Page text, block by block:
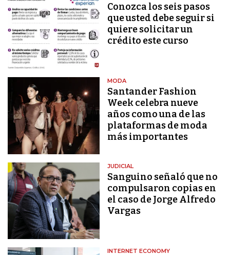
Conozca los seis pasos
que usted debe seguir si
quiere solicitar un
crédito este curso
MODA
Santander Fashion
Week celebra nueve
años como una de las
plataformas de moda
más importantes
JUDICIAL
Sanguino señaló que no
compulsaron copias en
el caso de Jorge Alfredo
Vargas
INTERNET ECONOMY